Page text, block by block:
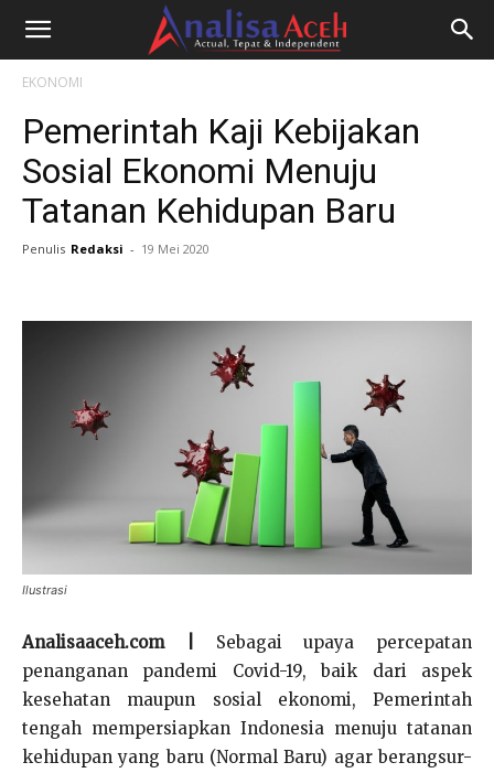
EKONOMI
Pemerintah Kaji Kebijakan
Sosial Ekonomi Menuju
Tatanan Kehidupan Baru
Penulis Redaksi - 19 Mei 2020
Ilustrasi
Analisaaceh.com |
Sebagai upaya percepatan
penanganan pandemi Covid-19, baik dari aspek
kesehatan maupun sosial ekonomi, Pemerintah
tengah mempersiapkan Indonesia menuju tatanan
kehidupan yang baru (Normal Baru) agar berangsur-